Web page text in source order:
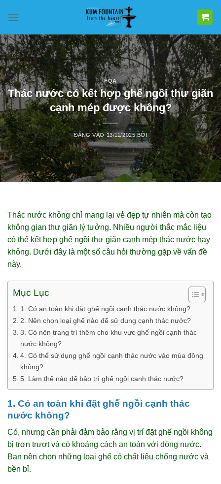
qua
dung
FQA
Thác nước có kết hợp ghế ngồi thư giãn
cạnh mép được không?
ĐĂNG VÀO13/11/2025 BỞI
Thác nước không chỉ mang lại vẻ đẹp tự nhiên mà còn tạo
không gian thư giãn lý tưởng. Nhiều người thắc mắc liệu
có thể kết hợp ghế ngồi thư giãn cạnh mép thác nước hay
không. Dưới đây là một số câu hỏi thường gặp về vấn đề
này.
Mục Lục
1. Có an toàn khi đặt ghế ngồi cạnh thác nước không?
2. Nên chọn loại ghế nào để sử dụng cạnh thác nước?
3. Có nên trang trí thêm cho khu vực ghế ngồi cạnh thác
nước không?
4. Có thể sử dụng ghế ngồi cạnh thác nước vào mùa đông
không?
5. Làm thế nào để bảo trì ghế ngồi cạnh thác nước?
1. Có an toàn khi đặt ghế ngồi cạnh thác
nước không?
Có, nhưng cần phải đảm bảo rằng vị trí đặt ghế ngồi không
bị trơn trượt và có khoảng cách an toàn với dòng nước.
Bạn nên chọn những loại ghế có chất liệu chống nước và
bền bỉ.